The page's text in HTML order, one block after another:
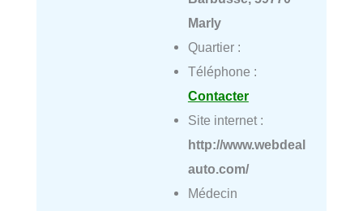
Marly
Quartier :
Téléphone :
Contacter
Site internet :
http://www.webdeal
auto.com/
Médecin